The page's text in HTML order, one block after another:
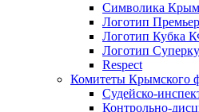
Символика
Логотип
Логотип Кубка
Логотип
Respect
Комитеты Крымского
Судейско-
Контрольно-